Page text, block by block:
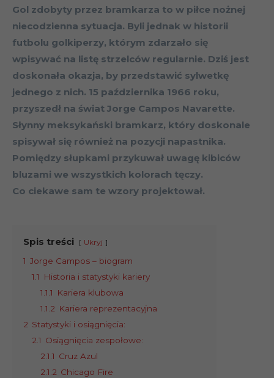
Gol zdobyty przez bramkarza to w piłce nożnej
niecodzienna sytuacja. Byli jednak w historii
futbolu golkiperzy, którym zdarzało się
wpisywać na listę strzelców regularnie. Dziś jest
doskonała okazja, by przedstawić sylwetkę
jednego z nich. 15 października 1966 roku,
przyszedł na świat Jorge Campos Navarette.
Słynny meksykański bramkarz, który doskonale
spisywał się również na pozycji napastnika.
Pomiędzy słupkami przykuwał uwagę kibiców
bluzami we wszystkich kolorach tęczy.
Co ciekawe sam te wzory projektował.
Spis treści Ukryj
1 Jorge Campos – biogram
1.1
Historia i statystyki kariery
1.1.1
Kariera klubowa
1.1.2 Kariera reprezentacyjna
2 Statystyki i osiągnięcia:
2.1 Osiągnięcia zespołowe:
2.1.1 Cruz Azul
2.1.2 Chicago Fire